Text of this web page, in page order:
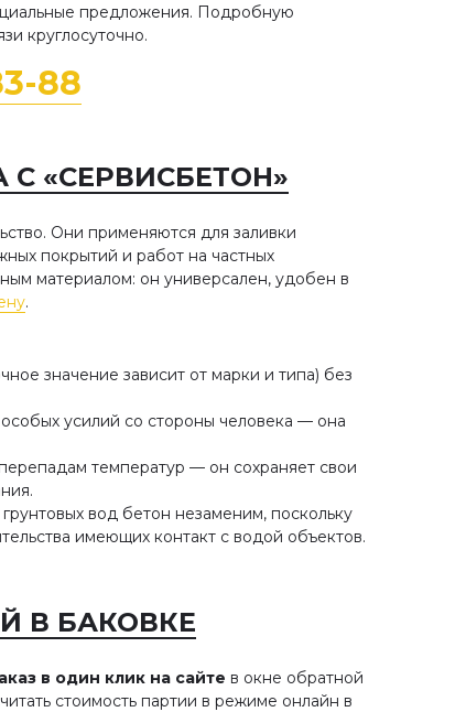
предложения. Подробную
круглосуточно.
88
«СЕРВИСБЕТОН»
Они применяются для заливки
покрытий и работ на частных
материалом: он универсален, удобен в
.
значение зависит от марки и типа) без
усилий со стороны человека — она
температур — он сохраняет свои
вод бетон незаменим, поскольку
имеющих контакт с водой объектов.
В БАКОВКЕ
в один клик на сайте в окне обратной
стоимость партии в режиме онлайн в